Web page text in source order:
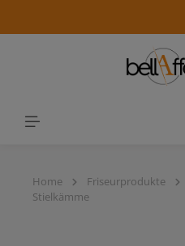
Home Friseurprodukte
Stielkämme